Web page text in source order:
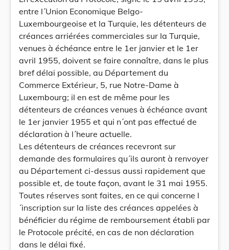
entre l´Union Economique Belgo-
Luxembourgeoise et la Turquie, les détenteurs de
créances arriérées commerciales sur la Turquie,
venues à échéance entre le 1er janvier et le 1er
avril 1955, doivent se faire connaître, dans le plus
bref délai possible, au Département du
Commerce Extérieur, 5, rue Notre-Dame à
Luxembourg; il en est de même pour les
détenteurs de créances venues à échéance avant
le 1er janvier 1955 et qui n´ont pas effectué de
déclaration à l´heure actuelle.
Les détenteurs de créances recevront sur
demande des formulaires qu´ils auront à renvoyer
au Département ci-dessus aussi rapidement que
possible et, de toute façon, avant le 31 mai 1955.
Toutes réserves sont faites, en ce qui concerne l
´inscription sur la liste des créances appelées à
bénéficier du régime de remboursement établi par
le Protocole précité, en cas de non déclaration
dans le délai fixé.